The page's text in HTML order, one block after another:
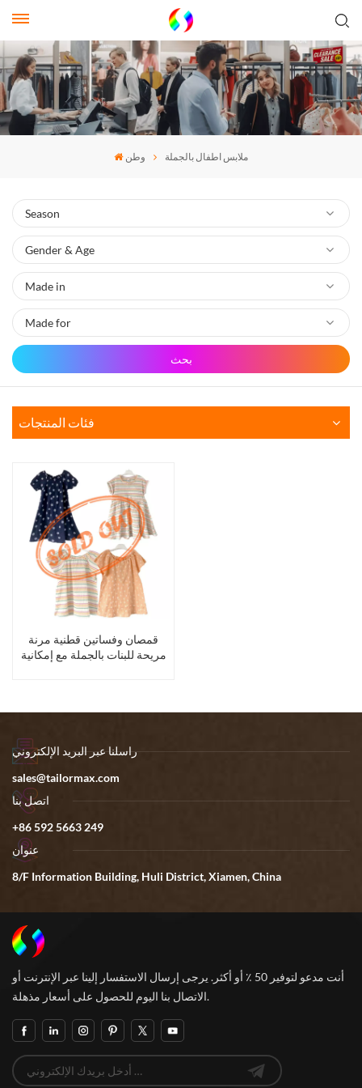
وطن ملابس اطفال بالجملة
بحث
فئات المنتجات
قمصان وفساتين قطنية مرنة
مريحة للبنات بالجملة مع إمكانية
راسلنا عبر البريد الإلكتروني
sales@tailormax.com
اتصل بنا
+86 592 5663 249
عنوان
8/F Information Building, Huli District, Xiamen, China
أنت مدعو لتوفير 50 ٪ أو أكثر. يرجى إرسال الاستفسار إلينا عبر الإنترنت أو
الاتصال بنا اليوم للحصول على أسعار مذهلة.